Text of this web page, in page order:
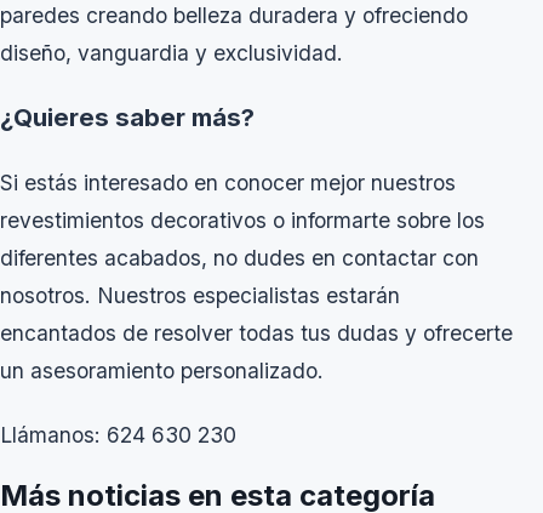
paredes creando belleza duradera y ofreciendo
diseño, vanguardia y exclusividad.
¿Quieres saber más?
Si estás interesado en conocer mejor nuestros
revestimientos decorativos o informarte sobre los
diferentes acabados, no dudes en contactar con
nosotros. Nuestros especialistas estarán
encantados de resolver todas tus dudas y ofrecerte
un asesoramiento personalizado.
Llámanos: 624 630 230
Más noticias en esta categoría